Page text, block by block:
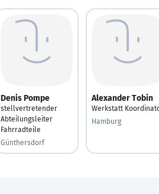
Denis Pompe
stellvertretender
Abteilungsleiter
Fahrradteile
Günthersdorf
Alexander Tobin
Werkstatt
Hamburg